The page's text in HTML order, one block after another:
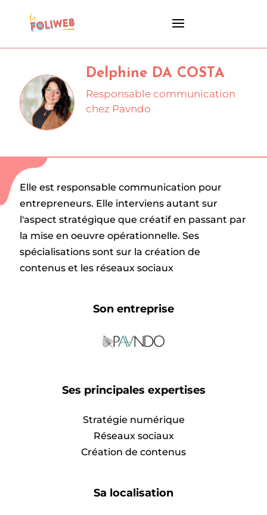
Delphine DA COSTA
Responsable communication
chez Pavndo
Elle est responsable communication pour
entrepreneurs. Elle interviens autant sur
l'aspect stratégique que créatif en passant par
la mise en oeuvre opérationnelle. Ses
spécialisations sont sur la création de
contenus et les réseaux sociaux
Son entreprise
Ses principales expertises
Stratégie numérique
Réseaux sociaux
Création de contenus
Sa localisation